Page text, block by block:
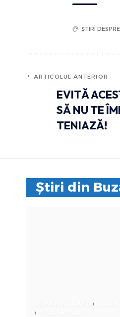
ȘTIRI
ARTICOLUL ANTERIOR
EVITĂ
SĂ NU TE
TENIAZĂ!
Știri din
ADMINISTRATIV